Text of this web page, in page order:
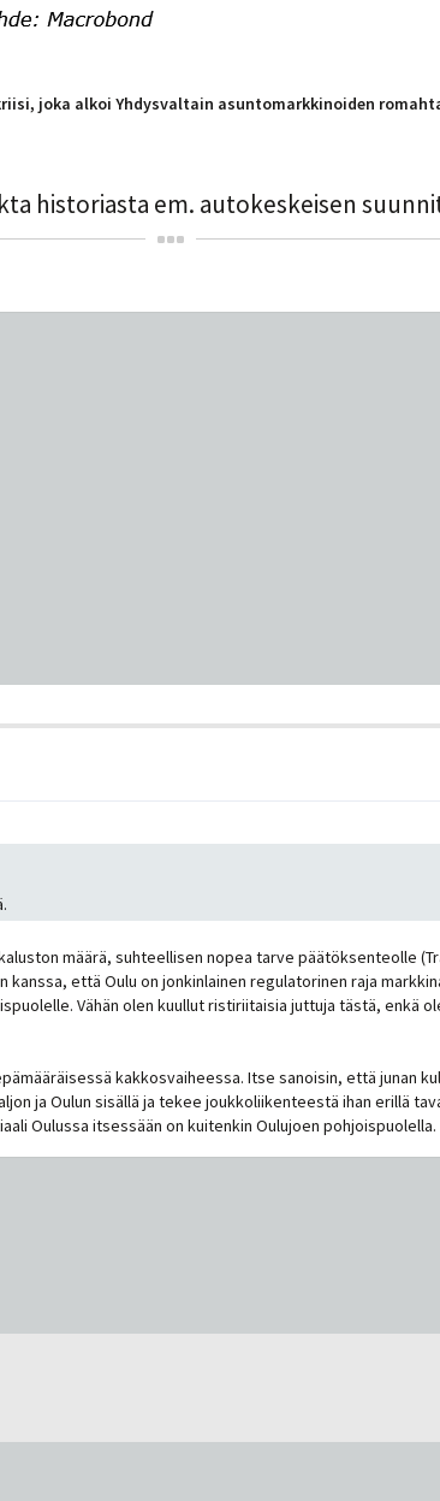
joka alkoi Yhdysvaltain asuntomarkkinoiden
historiasta em. autokeskeisen
määrä, suhteellisen nopea tarve päätöksenteolle
että Oulu on jonkinlainen regulatorinen raja
Vähän olen kuullut ristiriitaisia juttuja tästä, enkä
kakkosvaiheessa. Itse sanoisin, että junan
ja Oulun sisällä ja tekee joukkoliikenteestä ihan erillä
Oulussa itsessään on kuitenkin Oulujoen pohjoispuolella.